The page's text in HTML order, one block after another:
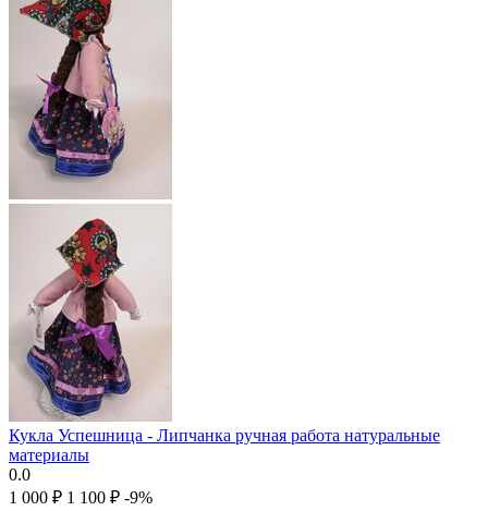
Кукла Успешница - Липчанка ручная работа натуральные
материалы
0.0
1 000 ₽ 1 100 ₽ -9%